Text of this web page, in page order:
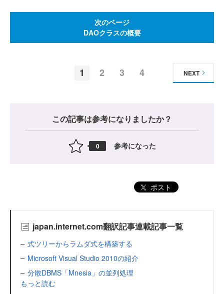
次のページ
DAOクラスの概要
1 2 3 4 NEXT
この記事は参考になりましたか？
0 参考になった
ポスト
japan.internet.com翻訳記事連載記事一覧
式ツリーからラムダ式を構築する
Microsoft Visual Studio 2010の紹介
分散DBMS「Mnesia」の並列処理
もっと読む